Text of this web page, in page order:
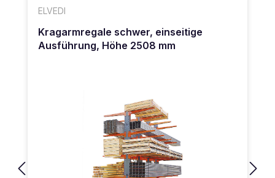
ELVEDI
Kragarmregale schwer, einseitige
Ausführung, Höhe 2508 mm